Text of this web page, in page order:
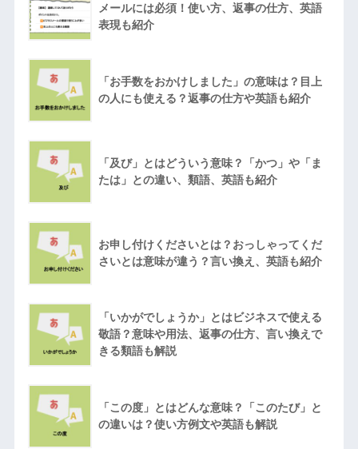
メールには必須！使い方、返事の仕方、英語
表現も紹介
「お手数をおかけしました」の意味は？目上
の人にも使える？返事の仕方や英語も紹介
「及び」とはどういう意味？「かつ」や「ま
たは」との違い、類語、英語も紹介
お申し付けくださいとは？おっしゃってくだ
さいとは意味が違う？言い換え、英語も紹介
「いかがでしょうか」とはビジネスで使える
敬語？意味や用法、返事の仕方、言い換えで
きる類語も解説
「この度」とはどんな意味？「このたび」と
の違いは？使い方例文や英語も解説